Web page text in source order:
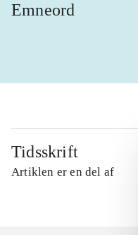
Emneord
Tidsskrift
Artiklen er en del af